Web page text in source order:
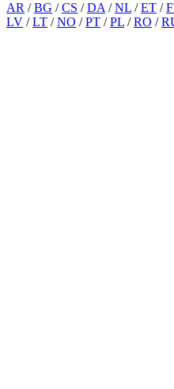
AR /BG /CS /DA /NL /ET /
LV /LT /NO /PT /PL /RO /